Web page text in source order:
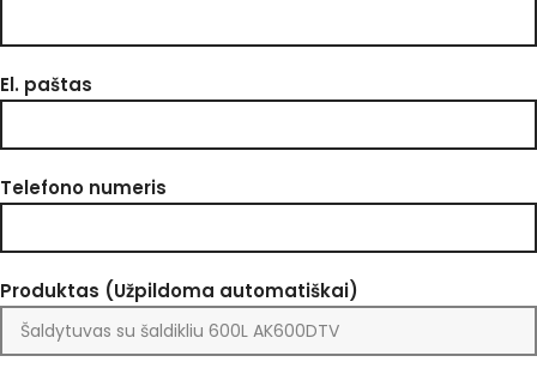
El. paštas
Telefono numeris
Produktas (Užpildoma automatiškai)